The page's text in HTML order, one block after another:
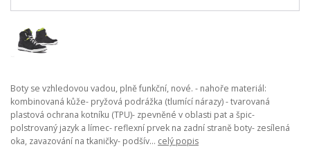
Boty se vzhledovou vadou, plně funkční, nové. - nahoře materiál:
kombinovaná kůže- pryžová podrážka (tlumící nárazy) - tvarovaná
plastová ochrana kotníku (TPU)- zpevněné v oblasti pat a špic-
polstrovaný jazyk a límec- reflexní prvek na zadní straně boty- zesílená
oka, zavazování na tkaničky- podšív... celý popis